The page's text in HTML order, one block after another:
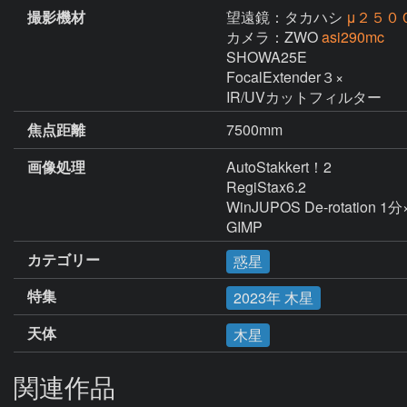
撮影機材
望遠鏡：タカハシ μ２５０
カメラ：ZWOasi290mc
SHOWA25E
FocalExtender３×
IR/UVカットフィルター
焦点距離
7500mm
画像処理
AutoStakkert！2
RegiStax6.2
WinJUPOS De-rotation 1分
GIMP
カテゴリー
惑星
特集
2023年 木星
天体
木星
関連作品